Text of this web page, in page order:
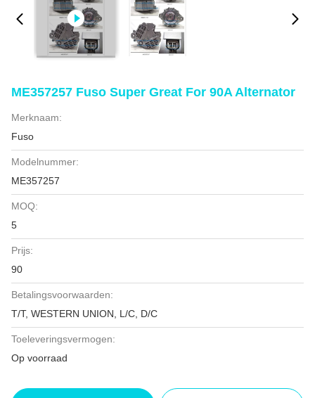
ME357257 Fuso Super Great For 90A Alternator
Merknaam:
Fuso
Modelnummer:
ME357257
MOQ:
5
Prijs:
90
Betalingsvoorwaarden:
T/T, WESTERN UNION, L/C, D/C
Toeleveringsvermogen:
Op voorraad